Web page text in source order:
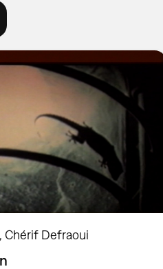
Chérif Defraoui